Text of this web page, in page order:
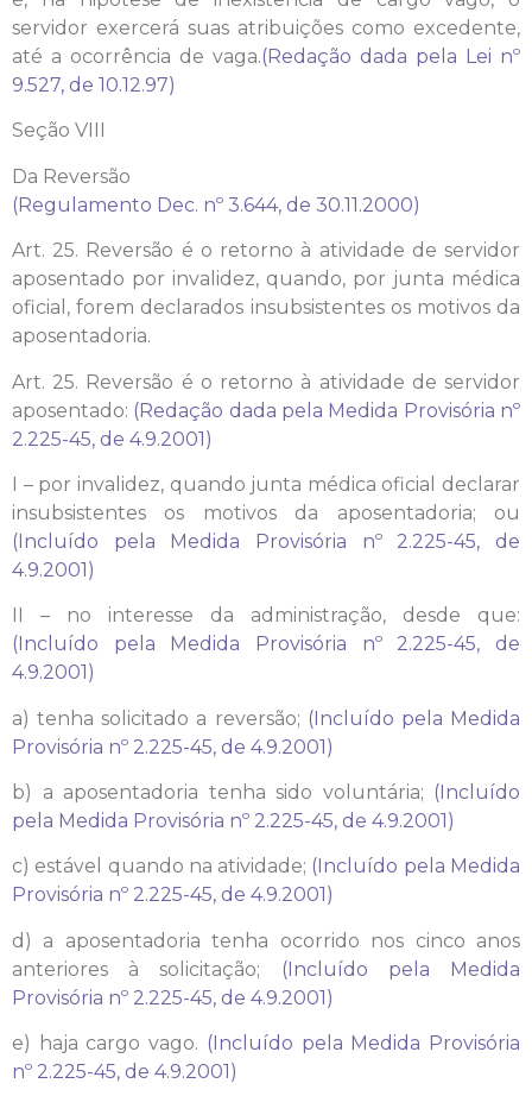
servidor exercerá suas atribuições como excedente,
até a ocorrência de vaga.(Redação dada pela Lei nº
9.527, de 10.12.97)
Seção VIII
Da Reversão
(Regulamento Dec. nº 3.644, de 30.11.2000)
Art. 25. Reversão é o retorno à atividade de servidor
aposentado por invalidez, quando, por junta médica
oficial, forem declarados insubsistentes os motivos da
aposentadoria.
Art. 25. Reversão é o retorno à atividade de servidor
aposentado: (Redação dada pela Medida Provisória nº
2.225-45, de 4.9.2001)
I – por invalidez, quando junta médica oficial declarar
insubsistentes os motivos da aposentadoria; ou
(Incluído pela Medida Provisória nº 2.225-45, de
4.9.2001)
II – no interesse da administração, desde que:
(Incluído pela Medida Provisória nº 2.225-45, de
4.9.2001)
a) tenha solicitado a reversão; (Incluído pela Medida
Provisória nº 2.225-45, de 4.9.2001)
b) a aposentadoria tenha sido voluntária; (Incluído
pela Medida Provisória nº 2.225-45, de 4.9.2001)
c) estável quando na atividade; (Incluído pela Medida
Provisória nº 2.225-45, de 4.9.2001)
d) a aposentadoria tenha ocorrido nos cinco anos
anteriores à solicitação;
(Incluído pela Medida
Provisória nº 2.225-45, de 4.9.2001)
e) haja cargo vago. (Incluído pela Medida Provisória
nº 2.225-45, de 4.9.2001)